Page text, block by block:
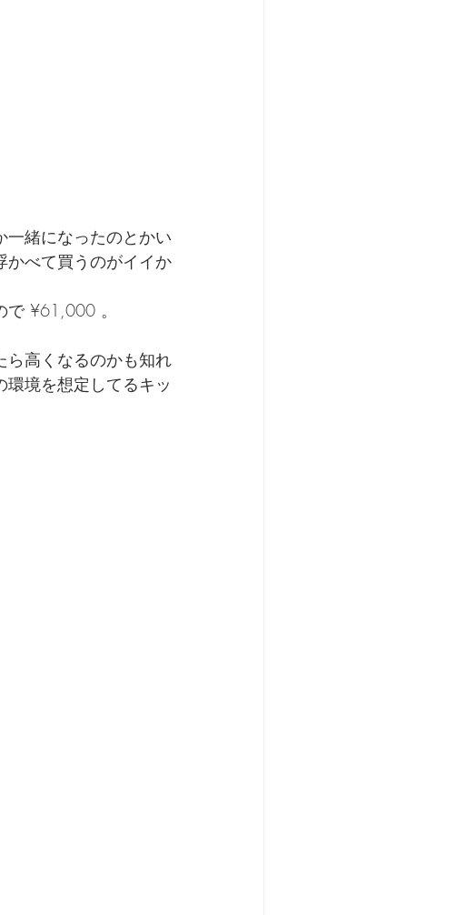
一緒になったのとかい
かべて買うのがイイか
¥61,000 。
ら高くなるのかも知れ
境を想定してるキッ